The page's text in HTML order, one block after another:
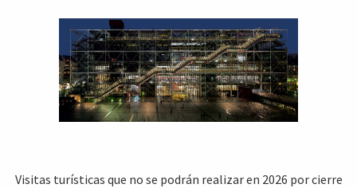
Visitas turísticas que no se podrán realizar en 2026 por cierre